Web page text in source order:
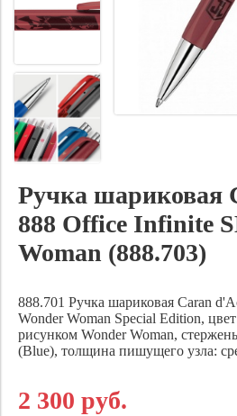
Ручка шариковая
888 Office Infinite
Woman (888.703)
888.701 Ручка шариковая Caran
Wonder Woman Special Edition,
рисунком Wonder Woman,
(Blue), толщина пишущего узла:
2 300 руб.